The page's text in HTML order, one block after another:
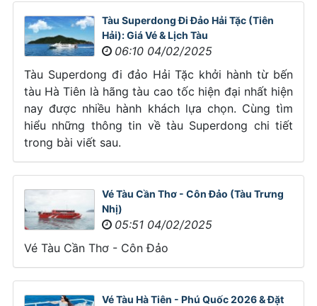
Tàu Superdong Đi Đảo Hải Tặc (Tiên
Hải): Giá Vé & Lịch Tàu
06:10 04/02/2025
Tàu Superdong đi đảo Hải Tặc khởi hành từ bến
tàu Hà Tiên là hãng tàu cao tốc hiện đại nhất hiện
nay được nhiều hành khách lựa chọn. Cùng tìm
hiểu những thông tin về tàu Superdong chi tiết
trong bài viết sau.
Vé Tàu Cần Thơ - Côn Đảo (Tàu Trưng
Nhị)
05:51 04/02/2025
Vé Tàu Cần Thơ - Côn Đảo
Vé Tàu Hà Tiên - Phú Quốc 2026 & Đặt